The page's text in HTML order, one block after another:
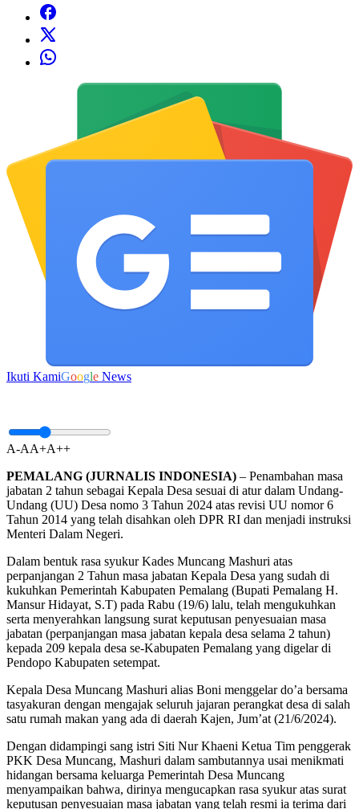
Ikuti KamiGoogle News
A-AA+A++
PEMALANG (JURNALIS INDONESIA) – Penambahan masa
jabatan 2 tahun sebagai Kepala Desa sesuai di atur dalam Undang-
Undang (UU) Desa nomo 3 Tahun 2024 atas revisi UU nomor 6
Tahun 2014 yang telah disahkan oleh DPR RI dan menjadi instruksi
Menteri Dalam Negeri.
Dalam bentuk rasa syukur Kades Muncang Mashuri atas
perpanjangan 2 Tahun masa jabatan Kepala Desa yang sudah di
kukuhkan Pemerintah Kabupaten Pemalang (Bupati Pemalang H.
Mansur Hidayat, S.T) pada Rabu (19/6) lalu, telah mengukuhkan
serta menyerahkan langsung surat keputusan penyesuaian masa
jabatan (perpanjangan masa jabatan kepala desa selama 2 tahun)
kepada 209 kepala desa se-Kabupaten Pemalang yang digelar di
Pendopo Kabupaten setempat.
Kepala Desa Muncang Mashuri alias Boni menggelar do’a bersama
tasyakuran dengan mengajak seluruh jajaran perangkat desa di salah
satu rumah makan yang ada di daerah Kajen, Jum’at (21/6/2024).
Dengan didampingi sang istri Siti Nur Khaeni Ketua Tim penggerak
PKK Desa Muncang, Mashuri dalam sambutannya usai menikmati
hidangan bersama keluarga Pemerintah Desa Muncang
menyampaikan bahwa, dirinya mengucapkan rasa syukur atas surat
keputusan penyesuaian masa jabatan yang telah resmi ia terima dari